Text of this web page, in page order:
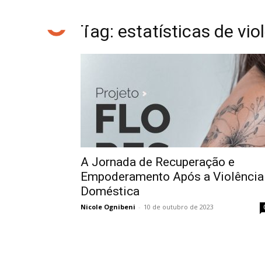
Tag: estatísticas de
A Jornada de Recuperação e
Empoderamento Após a Violência
Doméstica
Nicole Ognibeni - 10 de outubro de 2023